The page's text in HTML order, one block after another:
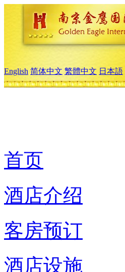
English 简体中文 繁體中文 日本語
首页
酒店介绍
客房预订
酒店设施